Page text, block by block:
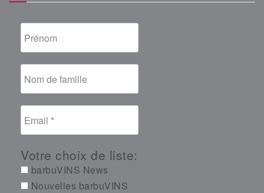
Votre choix de liste:
barbuVINS News
Nouvelles barbuVINS